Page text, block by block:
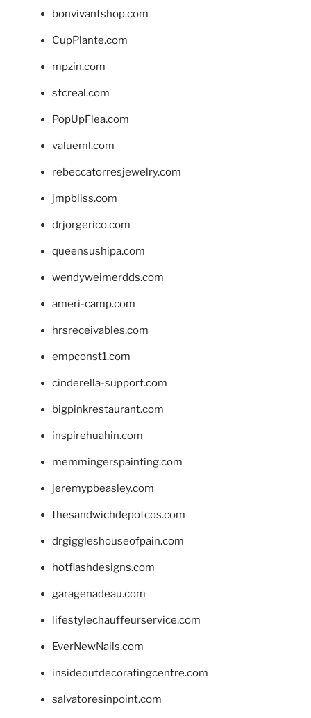
bonvivantshop.com
CupPlante.com
mpzin.com
stcreal.com
PopUpFlea.com
valueml.com
rebeccatorresjewelry.com
jmpbliss.com
drjorgerico.com
queensushipa.com
wendyweimerdds.com
ameri-camp.com
hrsreceivables.com
empconst1.com
cinderella-support.com
bigpinkrestaurant.com
inspirehuahin.com
memmingerspainting.com
jeremypbeasley.com
thesandwichdepotcos.com
drgiggleshouseofpain.com
hotflashdesigns.com
garagenadeau.com
lifestylechauffeurservice.com
EverNewNails.com
insideoutdecoratingcentre.com
salvatoresinpoint.com